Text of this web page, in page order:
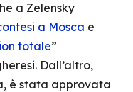
a Zelensky
a Mosca e
totale”
Dall’altro,
è stata approvata